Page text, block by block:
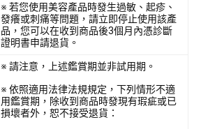
※ 若您使用美容產品時發生過敏、起疹、
發癢或刺痛等問題，請立即停止使用該產
品，您可以在收到商品後3個月內憑診斷
證明書申請退貨。
※ 請注意，上述鑑賞期並非試用期。
※ 依照適用法律法規規定，下列情形不適
用鑑賞期，除收到商品時發現有瑕疵或已
損壞者外，恕不接受退貨：